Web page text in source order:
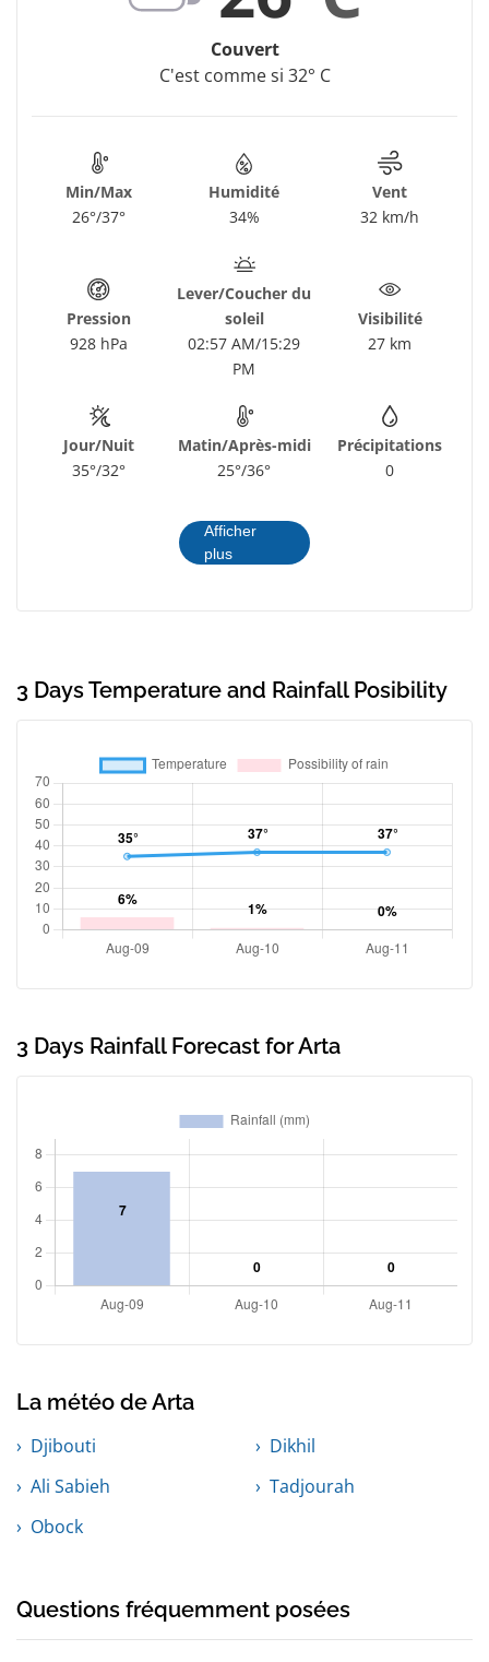
Couvert
C'est comme si 32° C
Min/Max
26°/37°
Humidité
34%
Vent
32 km/h
Pression
928 hPa
Lever/Coucher du
soleil
02:57 AM/15:29
PM
Visibilité
27 km
Jour/Nuit
35°/32°
Matin/Après-midi
25°/36°
Précipitations
0
Afficher
plus
3 Days Temperature and Rainfall Posibility
3 Days Rainfall Forecast for Arta
La météo de Arta
Djibouti
Dikhil
Ali Sabieh
Tadjourah
Obock
Questions fréquemment posées